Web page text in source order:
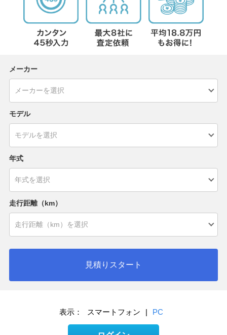
メーカー
モデル
年式
走行距離（km）
見積りスタート
表示： スマートフォン | PC